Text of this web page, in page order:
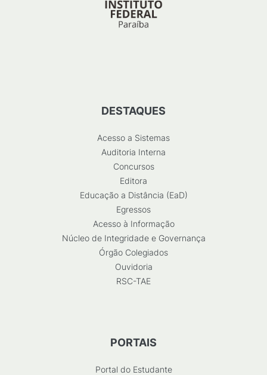
DESTAQUES
Acesso a Sistemas
Auditoria Interna
Concursos
Editora
Educação a Distância (EaD)
Egressos
Acesso à Informação
Núcleo de Integridade e Governança
Órgão Colegiados
Ouvidoria
RSC-TAE
PORTAIS
Portal do Estudante